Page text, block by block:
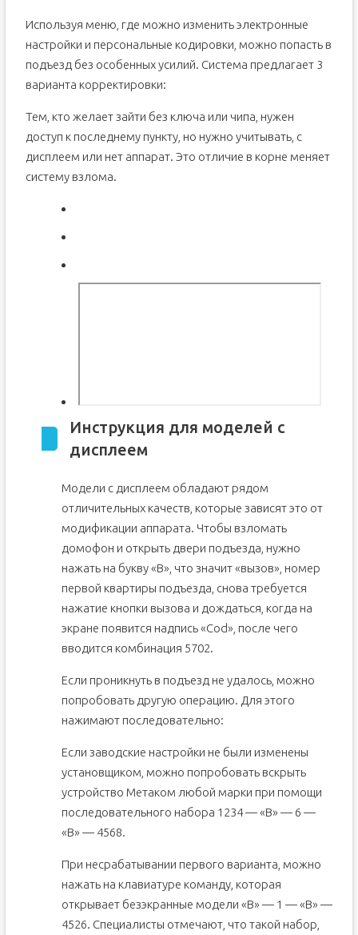
Используя меню, где можно изменить электронные
настройки и персональные кодировки, можно попасть в
подъезд без особенных усилий. Система предлагает 3
варианта корректировки:
Тем, кто желает зайти без ключа или чипа, нужен
доступ к последнему пункту, но нужно учитывать, с
дисплеем или нет аппарат. Это отличие в корне меняет
систему взлома.
Инструкция для моделей с
дисплеем
Модели с дисплеем обладают рядом
отличительных качеств, которые зависят это от
модификации аппарата. Чтобы взломать
домофон и открыть двери подъезда, нужно
нажать на букву «В», что значит «вызов», номер
первой квартиры подъезда, снова требуется
нажатие кнопки вызова и дождаться, когда на
экране появится надпись «Соd», после чего
вводится комбинация 5702.
Если проникнуть в подъезд не удалось, можно
попробовать другую операцию. Для этого
нажимают последовательно:
Если заводские настройки не были изменены
установщиком, можно попробовать вскрыть
устройство Метаком любой марки при помощи
последовательного набора 1234 — «В» — 6 —
«В» — 4568.
При несрабатывании первого варианта, можно
нажать на клавиатуре команду, которая
открывает безэкранные модели «В» — 1 — «В» —
4526. Специалисты отмечают, что такой набор,